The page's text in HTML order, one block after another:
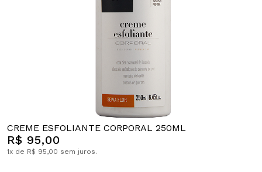
CREME ESFOLIANTE CORPORAL 250ML
R$ 95,00
1x de R$ 95,00 sem juros.